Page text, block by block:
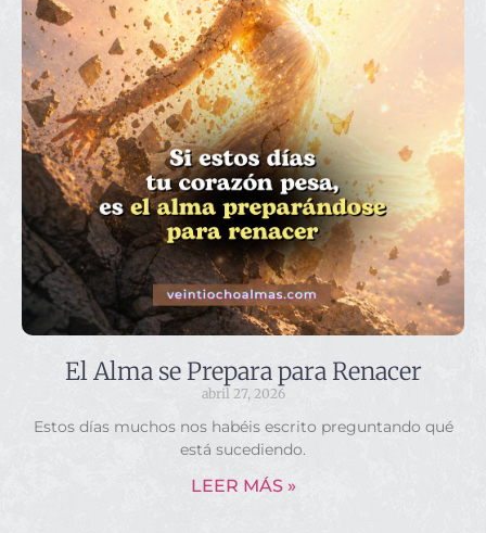
El Alma se Prepara para Renacer
abril 27, 2026
Estos días muchos nos habéis escrito preguntando qué
está sucediendo.
LEER MÁS »